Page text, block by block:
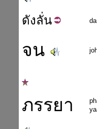
ดังลั่น
จน
ภรรยา